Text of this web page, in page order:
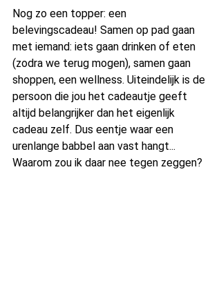
Nog zo een topper: een
belevingscadeau! Samen op pad gaan
met iemand: iets gaan drinken of eten
(zodra we terug mogen), samen gaan
shoppen, een wellness. Uiteindelijk is de
persoon die jou het cadeautje geeft
altijd belangrijker dan het eigenlijk
cadeau zelf. Dus eentje waar een
urenlange babbel aan vast hangt...
Waarom zou ik daar nee tegen zeggen?